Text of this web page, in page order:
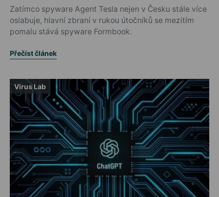
Zatímco spyware Agent Tesla nejen v Česku stále více
oslabuje, hlavní zbraní v rukou útočníků se mezitím
pomalu stává spyware Formbook.
Přečíst článek
Virus Lab